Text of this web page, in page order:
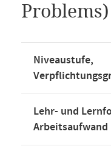
Problems)
Niveaustufe,
Lehr- und
Arbeitsaufwand